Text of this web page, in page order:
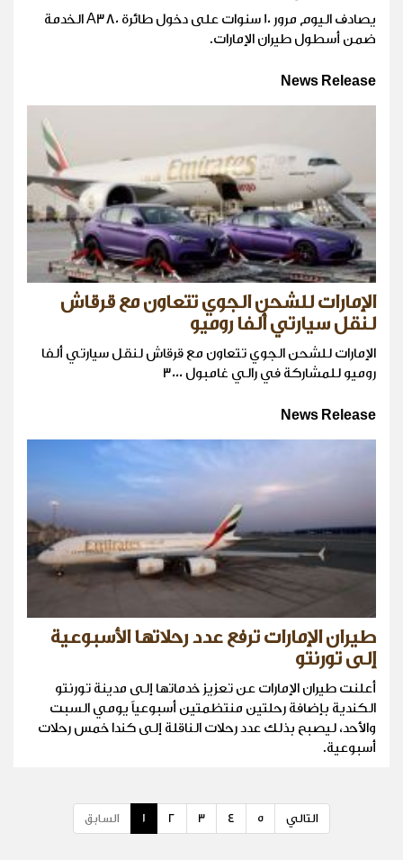
يصادف اليوم مرور 10 سنوات على دخول طائرة A380 الخدمة
ضمن أسطول طيران الإمارات.
News Release
الإمارات للشحن الجوي تتعاون مع قرقاش
لنقل سيارتي ألفا روميو
الإمارات للشحن الجوي تتعاون مع قرقاش لنقل سيارتي ألفا
روميو للمشاركة في رالي غامبول 3000
News Release
طيران الإمارات ترفع عدد رحلاتها الأسبوعية
إلى تورنتو
أعلنت طيران الإمارات عن تعزيز خدماتها إلى مدينة تورنتو
الكندية بإضافة رحلتين منتظمتين أسبوعياً يومي السبت
والأحد، ليصبح بذلك عدد رحلات الناقلة إلى كندا خمس رحلات
أسبوعية.
السابق 1 2 3 4 5 التالي